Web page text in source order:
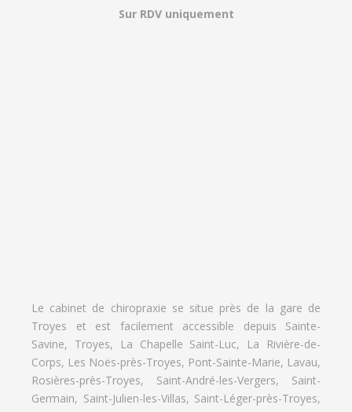
Sur RDV uniquement
Le cabinet de chiropraxie se situe près de la gare de
Troyes et est facilement accessible depuis Sainte-
Savine, Troyes, La Chapelle Saint-Luc, La Rivière-de-
Corps, Les Noës-près-Troyes, Pont-Sainte-Marie, Lavau,
Rosières-près-Troyes, Saint-André-les-Vergers, Saint-
Germain, Saint-Julien-les-Villas, Saint-Léger-près-Troyes,